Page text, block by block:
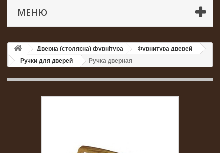
МЕНЮ
Дверна (столярна) фурнітура
Фурнитура дверей
Ручки для дверей
Ручка дверная